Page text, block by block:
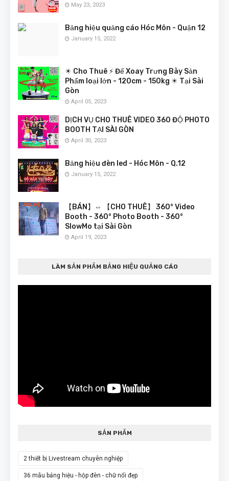
May 23, 2023
Bảng hiệu quảng cáo Hóc Môn - Quận 12
January 15, 2022
☀ Cho Thuê ⚡ Đế Xoay Trưng Bày Sản
Phẩm loại lớn - 120cm - 150kg ☀ Tại Sài
Gòn
April 05, 2023
DỊCH VỤ CHO THUÊ VIDEO 360 ĐỘ PHOTO
BOOTH TẠI SÀI GÒN
April 30, 2023
Bảng hiệu đèn led - Hóc Môn - Q.12
January 15, 2022
【BÁN】⇔ 【CHO THUÊ】 360° Video
Booth - 360° Photo Booth - 360°
SlowMo tại Sài Gòn
April 19, 2023
LÀM SẢN PHẨM BẢNG HIỆU QUẢNG CÁO
SẢN PHẨM
2 thiết bị Livestream chuyên nghiệp
36 mẫu bảng hiệu - hộp đèn - chữ nổi đẹp